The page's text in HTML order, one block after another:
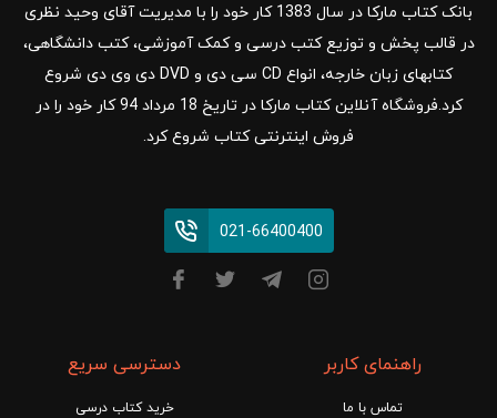
بانک کتاب مارکا در سال 1383 کار خود را با مدیریت آقای وحید نظری
در قالب پخش و توزیع کتب درسی و کمک آموزشی، کتب دانشگاهی،
کتابهای زبان خارجه، انواع CD سی دی و DVD دی وی دی شروع
کرد.فروشگاه آنلاین کتاب مارکا در تاریخ 18 مرداد 94 کار خود را در
فروش اینترنتی کتاب شروع کرد.
021-66400400
راهنمای کاربر
تماس با ما
دسترسی سریع
خرید کتاب درسی